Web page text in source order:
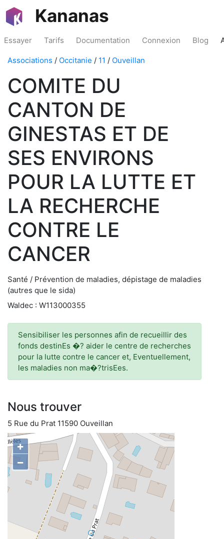
Kananas
Essayer Tarifs Documentation Connexion Blog
Associations / Occitanie / 11 / Ouveillan
COMITE DU
CANTON DE
GINESTAS ET DE
SES ENVIRONS
POUR LA LUTTE ET
LA RECHERCHE
CONTRE LE
CANCER
Santé / Prévention de maladies, dépistage de maladies
(autres que le sida)
Waldec : W113000355
Sensibiliser les personnes afin de recueillir des
fonds destinEs �? aider le centre de recherches
pour la lutte contre le cancer et, Eventuellement,
les maladies non ma�?trisEes.
Nous trouver
5 Rue du Prat 11590 Ouveillan
+
−